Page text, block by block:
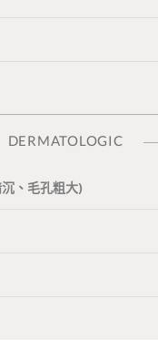
DERMATOLOGIC
、毛孔粗大)